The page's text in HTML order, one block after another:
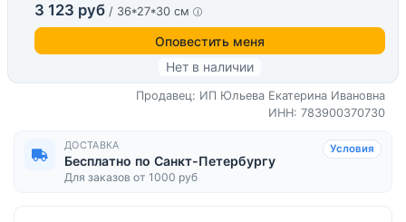
3 123 руб / 36*27*30 см
Оповестить меня
Нет в наличии
Продавец: ИП Юльева Екатерина Ивановна
ИНН: 783900370730
ДОСТАВКА
Бесплатно по Санкт-Петербургу
Для заказов от 1000 руб
Условия